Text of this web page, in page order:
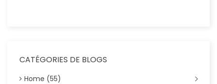
CATÉGORIES DE BLOGS
Home (55)